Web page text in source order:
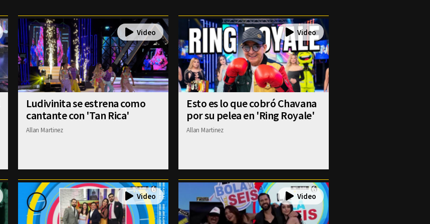
Ludivinita se estrena como
cantante con 'Tan Rica'
Allan Martinez
Esto es lo que cobró Chavana
por su pelea en 'Ring Royale'
Allan Martinez